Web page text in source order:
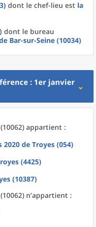
dont le chef-lieu est la
dont le bureau
Bar-sur-Seine (10034)
: 1er janvier
appartient :
2020 de Troyes (054)
(4425)
(10387)
n’appartient :